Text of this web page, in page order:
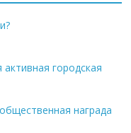
городская
награда